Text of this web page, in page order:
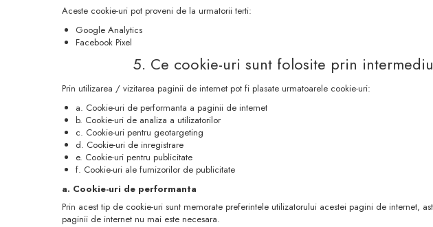
Aceste cookie-uri pot proveni de la urmatorii terti:
Google Analytics
Facebook Pixel
5. Ce cookie-uri sunt folosite prin
Prin utilizarea / vizitarea paginii de internet pot fi plasate urmatoarele cookie-uri:
a. Cookie-uri de performanta a paginii de internet
b. Cookie-uri de analiza a utilizatorilor
c. Cookie-uri pentru geotargeting
d. Cookie-uri de inregistrare
e. Cookie-uri pentru publicitate
f. Cookie-uri ale furnizorilor de publicitate
a. Cookie-uri de performanta
Prin acest tip de cookie-uri sunt memorate preferintele utilizatorului acestei pagini de internet,
paginii de internet nu mai este necesara.